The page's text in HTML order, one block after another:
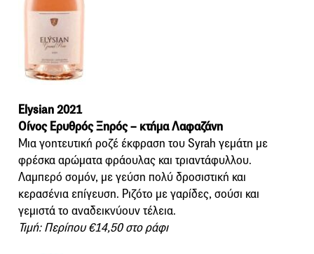
Elysian 2021
Οίνος Ερυθρός Ξηρός – κτήμα Λαφαζάνη
Μια γοητευτική ροζέ έκφραση του Syrah γεμάτη με
φρέσκα αρώματα φράουλας και τριαντάφυλλου.
Λαμπερό σομόν, με γεύση πολύ δροσιστική και
κερασένια επίγευση. Ριζότο με γαρίδες, σούσι και
γεμιστά το αναδεικνύουν τέλεια.
Τιμή: Περίπου €14,50 στο ράφι